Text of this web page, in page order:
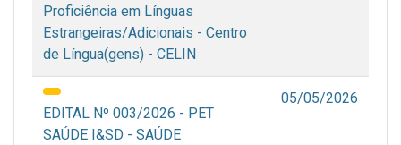
Proficiência em Línguas
Estrangeiras/Adicionais - Centro
de Língua(gens) - CELIN
EDITAL Nº 003/2026 - PET
SAÚDE I&SD - SAÚDE
05/05/2026